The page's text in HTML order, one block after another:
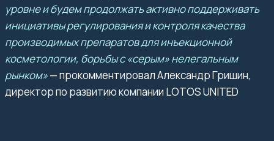
уровне и будем продолжать активно поддерживать
инициативы регулирования и контроля качества
производимых препаратов для инъекционной
косметологии, борьбы с «серым» нелегальным
рынком»—прокомментировал Александр Гришин,
директор по развитию компании LOTOS UNITED